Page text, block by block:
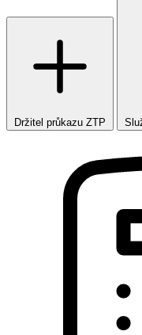
Držitel průkazu ZTP